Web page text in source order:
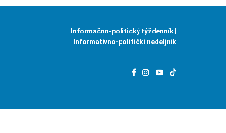
Informačno-politický týždenník |
Informativno-politički nedeljnik